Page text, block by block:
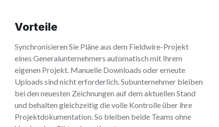
Vorteile
Synchronisieren Sie Pläne aus dem Fieldwire-Projekt
eines Generalunternehmers automatisch mit Ihrem
eigenen Projekt. Manuelle Downloads oder erneute
Uploads sind nicht erforderlich. Subunternehmer bleiben
bei den neuesten Zeichnungen auf dem aktuellen Stand
und behalten gleichzeitig die volle Kontrolle über ihre
Projektdokumentation. So bleiben beide Teams ohne